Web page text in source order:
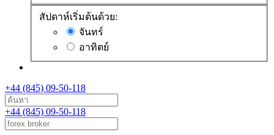
สัปดาห์เริ่มต้นด้วย:
จันทร์
อาทิตย์
+44 (845) 09-50-118
+44 (845) 09-50-118